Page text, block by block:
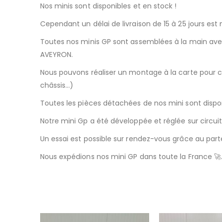
Nos minis sont disponibles et en stock !
Cependant un délai de livraison de 15 à 25 jours
Toutes nos minis GP sont assemblées à la main
AVEYRON.
Nous pouvons réaliser un montage à la carte
châssis…)
Toutes les pièces détachées de nos mini sont
Notre mini Gp a été développée et réglée sur
Un essai est possible sur rendez-vous grâce au
Nous expédions nos mini GP dans toute la France